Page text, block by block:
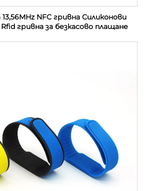
NFC гривна Силиконови
гривна за безкасово плащане